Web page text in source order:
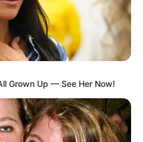
Grown Up — See Her Now!